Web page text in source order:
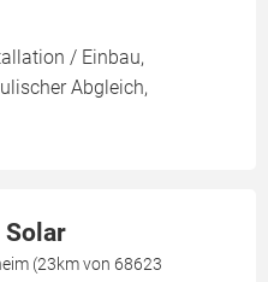
/ Einbau,
Abgleich,
Solar
(23km von 68623